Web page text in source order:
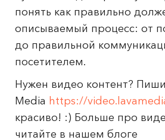
понять как правильно
описываемый процесс: от
до правильной
посетителем.
Нужен видео контент?
Media https://
красиво! :) Больше про
читайте в нашем блоге